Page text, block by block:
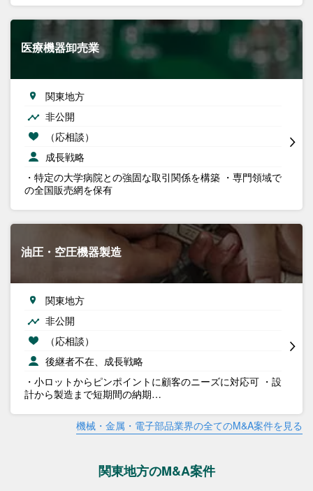
医療機器卸売業
関東地方
非公開
（応相談）
成長戦略
・特定の大学病院との強固な取引関係を構築 ・専門領域で
の全国販売網を保有
油圧・空圧機器製造
関東地方
非公開
（応相談）
後継者不在、成長戦略
・小ロットからピンポイントに顧客のニーズに対応可 ・設
計から製造まで短期間の納期…
機械・金属・電子部品業界の全てのM&A案件を見る
関東地方のM&A案件